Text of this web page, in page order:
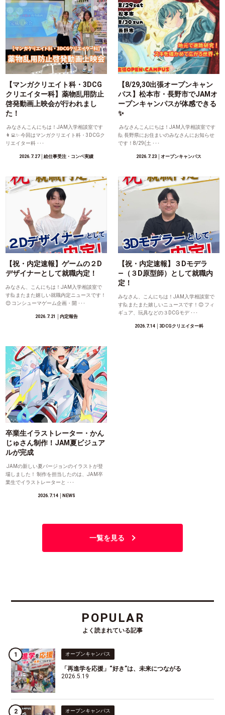
【マンガクリエイト科・3DCG
クリエイター科】薬物乱用防止
啓発動画上映会が行われまし
た！
みなさんこんにちは！JAM入学相談室です
👩‍💻✨ 今回はマンガクリエイト科・3DCGク
リエイター科 ･･･
2026.7.27│絵仕事受注・コンペ実績
【8/29,30出張オープンキャン
パス】松本市・長野市でJAMオ
ープンキャンパスが体感できる
✨
みなさんこんにちは！JAM入学相談室です
🙋 長野県にお住まいのみなさんにお知らせ
です！8/29(土 ･･･
2026.7.23 │オープンキャンパス
【祝・内定速報】ゲームの２D
デザイナーとして就職内定！
みなさん、こんにちは！JAM入学相談室で
す🙋またまた嬉しい就職内定ニュースです！
😊 コンシューマゲーム企画・開 ･･･
2026.7.21 │内定報告
【祝・内定速報】３Dモデラ
―（３D原型師）として就職内
定！
みなさん、こんにちは！JAM入学相談室で
す🙋またまた嬉しいニュースです！😊 フィ
ギュア、玩具などの３DCGモデ ･･･
2026.7.14│3DCGクリエイター科
卒業生イラストレーター・かん
じゅさん制作！JAM夏ビジュア
ルが完成
JAMの新しい夏バージョンのイラストが登
場しました！ 制作を担当したのは、JAM卒
業生でイラストレーターと ･･･
2026.7.14│NEWS
一覧を見る
POPULAR
よく読まれている記事
オープンキャンパス
「再進学を応援」“好き”は、未来につながる
2026.5.19
オープンキャンパス